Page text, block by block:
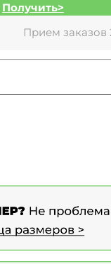
Получить>
Прием